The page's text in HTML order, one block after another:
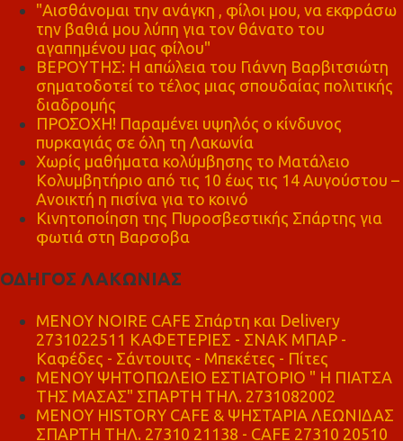
"Αισθάνομαι την ανάγκη , φίλοι μου, να εκφράσω
την βαθιά μου λύπη για τον θάνατο του
αγαπημένου μας φίλου"
ΒΕΡΟΥΤΗΣ: Η απώλεια του Γιάννη Βαρβιτσιώτη
σηματοδοτεί το τέλος μιας σπουδαίας πολιτικής
διαδρομής
ΠΡΟΣΟΧΗ! Παραμένει υψηλός ο κίνδυνος
πυρκαγιάς σε όλη τη Λακωνία
Χωρίς μαθήματα κολύμβησης το Ματάλειο
Κολυμβητήριο από τις 10 έως τις 14 Αυγούστου –
Ανοικτή η πισίνα για το κοινό
Κινητοποίηση της Πυροσβεστικής Σπάρτης για
φωτιά στη Βαρσοβα
ΟΔΗΓΟΣ ΛΑΚΩΝΙΑΣ
MENOY NOIRE CAFE Σπάρτη και Delivery
2731022511 ΚΑΦΕΤΕΡΙΕΣ - ΣΝΑΚ ΜΠΑΡ -
Καφέδες - Σάντουιτς - Μπεκέτες - Πίτες
ΜΕΝΟΥ ΨΗΤΟΠΩΛΕΙΟ ΕΣΤΙΑΤΟΡΙΟ " Η ΠΙΑΤΣΑ
ΤΗΣ ΜΑΣΑΣ" ΣΠΑΡΤΗ ΤΗΛ. 2731082002
ΜΕΝΟΥ HISTORY CAFE & ΨΗΣΤΑΡΙΑ ΛΕΩΝΙΔΑΣ
ΣΠΑΡΤΗ ΤΗΛ. 27310 21138 - CAFE 27310 20510